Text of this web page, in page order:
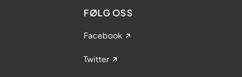
FØLG OSS
Facebook
Twitter